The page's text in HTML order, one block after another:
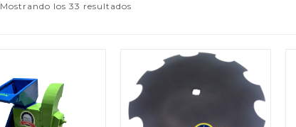
Mostrando los 33 resultados